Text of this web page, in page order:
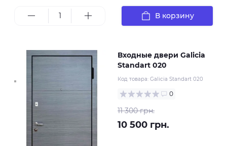
В корзину
Входные двери Galicia
Standart 020
Код товара: Galicia Standart 020
0
11 300 грн.
10 500 грн.